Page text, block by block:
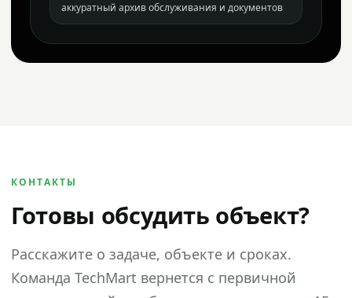
аккуратный архив обслуживания и документов
КОНТАКТЫ
Готовы обсудить объект?
Расскажите о задаче, объекте и сроках.
Команда TechMart вернется с первичной